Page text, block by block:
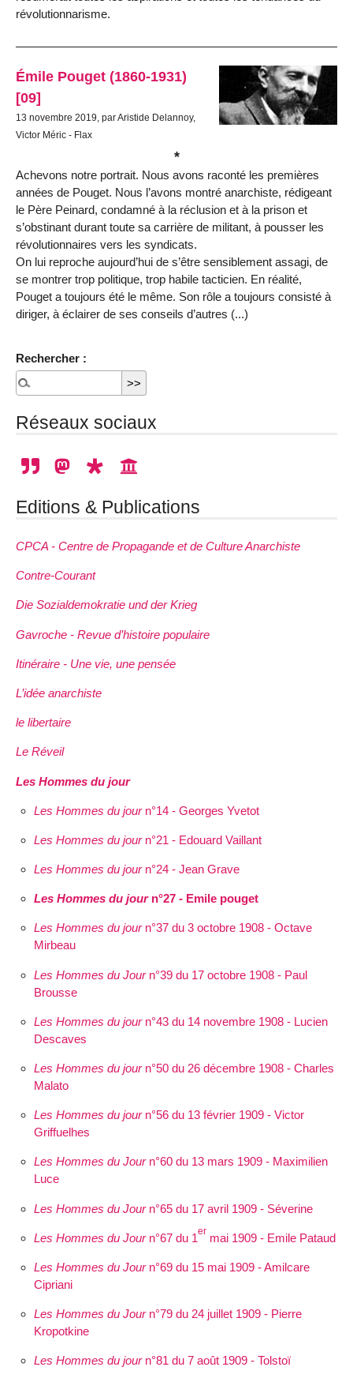
révolutionnarisme.
Émile Pouget (1860-1931)
[09]
13 novembre 2019, par Aristide Delannoy,
Victor Méric - Flax
*
Achevons notre portrait. Nous avons raconté les premières
années de Pouget. Nous l’avons montré anarchiste, rédigeant
le Père Peinard, condamné à la réclusion et à la prison et
s’obstinant durant toute sa carrière de militant, à pousser les
révolutionnaires vers les syndicats.
On lui reproche aujourd’hui de s’être sensiblement assagi, de
se montrer trop politique, trop habile tacticien. En réalité,
Pouget a toujours été le même. Son rôle a toujours consisté à
diriger, à éclairer de ses conseils d’autres (...)
Rechercher :
Réseaux sociaux
Editions & Publications
CPCA - Centre de Propagande et de Culture Anarchiste
Contre-Courant
Die Sozialdemokratie und der Krieg
Gavroche - Revue d’histoire populaire
Itinéraire - Une vie, une pensée
L’idée anarchiste
le libertaire
Le Réveil
Les Hommes du jour
Les Hommes du journ°14 - Georges Yvetot
Les Hommes du journ°21 - Edouard Vaillant
Les Hommes du journ°24 - Jean Grave
Les Hommes du journ°27 - Emile pouget
Les Hommes du journ°37 du 3 octobre 1908 - Octave
Mirbeau
Les Hommes du Journ°39 du 17 octobre 1908 - Paul
Brousse
Les Hommes du journ°43 du 14 novembre 1908 - Lucien
Descaves
Les Hommes du journ°50 du 26 décembre 1908 - Charles
Malato
Les Hommes du journ°56 du 13 février 1909 - Victor
Griffuelhes
Les Hommes du Journ°60 du 13 mars 1909 - Maximilien
Luce
Les Hommes du Journ°65 du 17 avril 1909 - Séverine
Les Hommes du Journ°67 du 1er mai 1909 - Emile Pataud
Les Hommes du Journ°69 du 15 mai 1909 - Amilcare
Cipriani
Les Hommes du Journ°79 du 24 juillet 1909 - Pierre
Kropotkine
Les Hommes du journ°81 du 7 août 1909 - Tolstoï